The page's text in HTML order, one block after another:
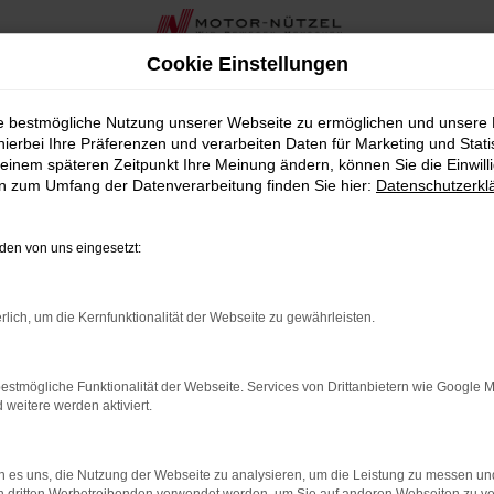
für Coburg
suchen, das Ihnen Qualität und Wertigkeit bietet,
Autohaus in der Nähe von Coburg seit über 90 Jahren,
bestechen.
erstklassigem Zustand, sodass Sie sich auf ein Fahrzeug
und Ihrem Budget passt. Unsere umfassende
bieten wir Ihnen in der Nähe von Coburg auch zahlreiche
kompetentes Team steht Ihnen zur Seite, um
von CUPRA als Gebrauchtwagen die perfekte Wahl
Ihr ideales Fahrzeug. Vereinbaren Sie eine
Cookie Einstellungen
bestmögliche Nutzung unserer Webseite zu ermöglichen und unsere
Ihre Präferenzen und verarbeiten Daten für Marketing und
späteren Zeitpunkt Ihre Meinung ändern, können Sie die
zum Umfang der Datenverarbeitung finden Sie hier:
von uns eingesetzt:
um die Kernfunktionalität der Webseite zu gewährleisten.
Funktionalität der Webseite. Services von Drittanbietern wie Google
weitere werden aktiviert.
es uns, die Nutzung der Webseite zu analysieren, um die Leistung zu messen